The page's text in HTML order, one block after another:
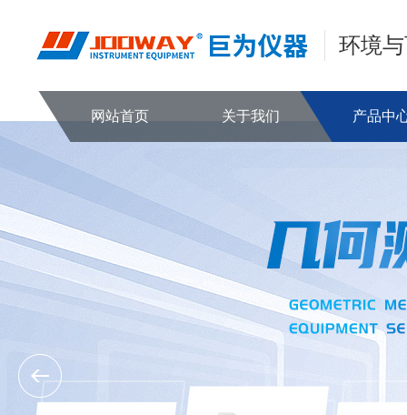
环境
网站首页 关于我们 产品中